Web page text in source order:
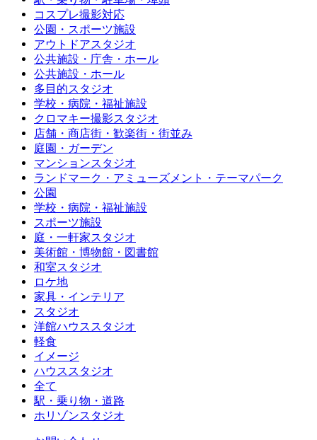
コスプレ撮影対応
公園・スポーツ施設
アウトドアスタジオ
公共施設・庁舎・ホール
公共施設・ホール
多目的スタジオ
学校・病院・福祉施設
クロマキー撮影スタジオ
店舗・商店街・歓楽街・街並み
庭園・ガーデン
マンションスタジオ
ランドマーク・アミューズメント・テーマパーク
公園
学校・病院・福祉施設
スポーツ施設
庭・一軒家スタジオ
美術館・博物館・図書館
和室スタジオ
ロケ地
家具・インテリア
スタジオ
洋館ハウススタジオ
軽食
イメージ
ハウススタジオ
全て
駅・乗り物・道路
ホリゾンスタジオ